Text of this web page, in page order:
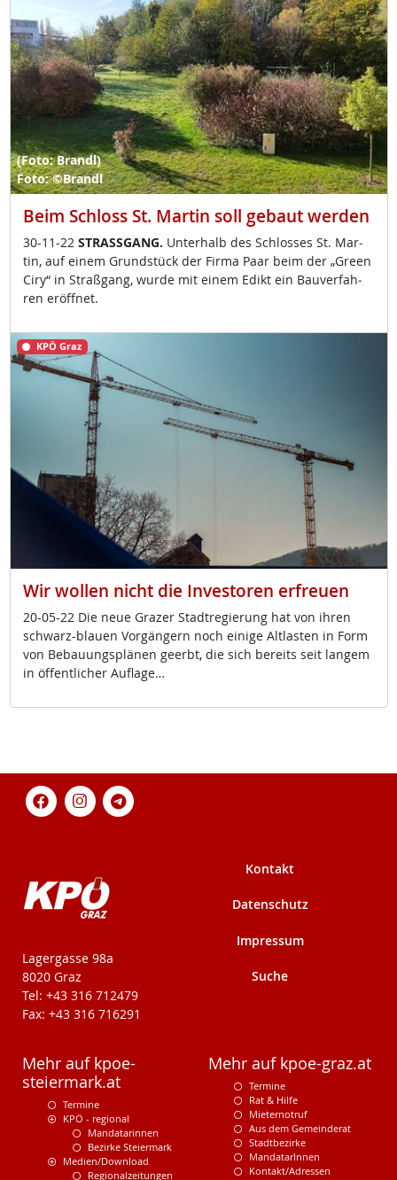
(Foto: Brandl)
Foto: ©Brandl
Beim Schloss St. Martin soll gebaut werden
30-11-22 STRASS­GANG. Un­ter­halb des Sch­los­ses St. Mar­
tin, auf ei­nem Grund­stück der Fir­ma Paar beim der „Gre­en
Ciry“ in Straß­gang, wur­de mit ei­nem Edikt ein Bau­ver­fah­
ren er­öff­net.
KPÖ Graz
Wir wollen nicht die Investoren erfreuen
20-05-22 Die neue Gra­zer Stadt­re­gie­rung hat von ih­ren
schwarz-blau­en Vor­gän­gern noch ei­ni­ge Alt­las­ten in Form
von Be­bau­ungs­plä­nen ge­erbt, die sich be­reits seit lan­gem
in öf­f­ent­li­cher Aufla­ge…
KPÖ-Steiermark
Lagergasse 98a
8020 Graz
Tel: +43 316 712479
Fax: +43 316 716291
Kontakt
Datenschutz
Impressum
Suche
Mehr auf kpoe-
steiermark.at
Termine
KPÖ - regional
Mandatarinnen
Bezirke Steiermark
Medien/Download
Regionalzeitungen
Mehr auf kpoe-graz.at
Termine
Rat & Hilfe
Mieternotruf
Aus dem Gemeinderat
Stadtbezirke
MandatarInnen
Kontakt/Adressen